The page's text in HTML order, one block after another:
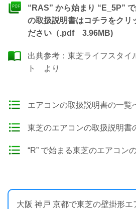
“RAS” から始まり “E_5P”
の取扱説明書はコチラをクリ
ださい（.pdf 3.96MB)
出典参考： 東芝ライフスタ
ト
より
エアコンの取扱説明書の一覧
東芝のエアコンの取扱説明書
“R” で始まる東芝のエアコン
大阪 神戸 京都で東芝の壁掛形